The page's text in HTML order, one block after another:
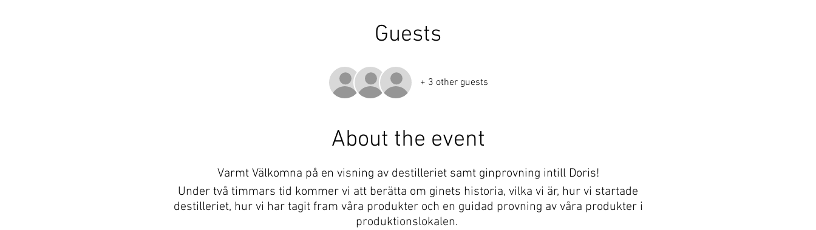
Guests
+ 3 other guests
About the event
Varmt Välkomna på en visning av destilleriet samt ginprovning intill Doris!
Under två timmars tid kommer vi att berätta om ginets historia, vilka vi är, hur vi startade
destilleriet, hur vi har tagit fram våra produkter och en guidad provning av våra produkter i
produktionslokalen.